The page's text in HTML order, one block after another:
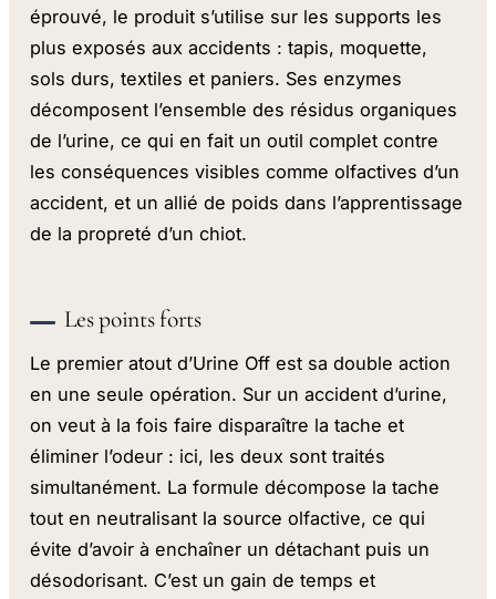
éprouvé, le produit s’utilise sur les supports les
plus exposés aux accidents : tapis, moquette,
sols durs, textiles et paniers. Ses enzymes
décomposent l’ensemble des résidus organiques
de l’urine, ce qui en fait un outil complet contre
les conséquences visibles comme olfactives d’un
accident, et un allié de poids dans l’apprentissage
de la propreté d’un chiot.
Les points forts
Le premier atout d’Urine Off est sa double action
en une seule opération. Sur un accident d’urine,
on veut à la fois faire disparaître la tache et
éliminer l’odeur : ici, les deux sont traités
simultanément. La formule décompose la tache
tout en neutralisant la source olfactive, ce qui
évite d’avoir à enchaîner un détachant puis un
désodorisant. C’est un gain de temps et